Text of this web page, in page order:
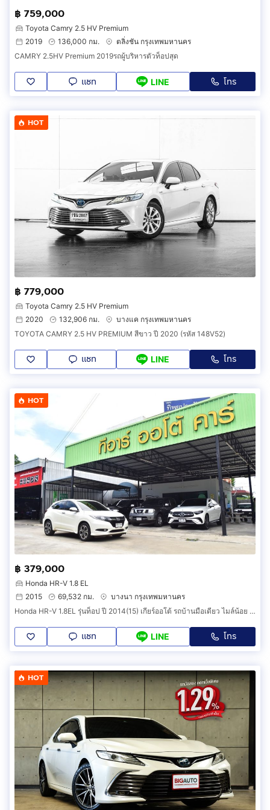
฿ 759,000
Toyota Camry 2.5 HV Premium
2019
136,000 กม.
ตลิ่งชัน กรุงเทพมหานคร
CAMRY 2.5HV Premium 2019รถผู้บริหารตัวท็อปสุด
แชท LINE โทร
HOT
฿ 779,000
Toyota Camry 2.5 HV Premium
2020
132,906 กม.
บางแค กรุงเทพมหานคร
TOYOTA CAMRY 2.5 HV PREMIUM สีขาว ปี 2020 (รหัส 148V52)
แชท LINE โทร
HOT
฿ 379,000
Honda HR-V 1.8 EL
2015
69,532 กม.
บางนา กรุงเทพมหานคร
Honda HR-V 1.8EL รุ่นท็อป ปี 2014(15) เกียร์ออโต้ รถบ้านมือเดียว ไมล์น้อย ไม่มีชนหนัก ไม่เคยน้ำท่วม ไม่เคยติดแก๊ส รถสวยพร้อมใช้งาน
แชท LINE โทร
HOT